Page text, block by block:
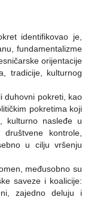
identifikovao je,
fundamentalizme
orijentacije
tradicije, kulturnog
duhovni pokreti, kao
pokretima koji
kulturno nasleđe u
kontrole,
u cilju vršenju
međusobno su
saveze i koalicije:
zajedno deluju i